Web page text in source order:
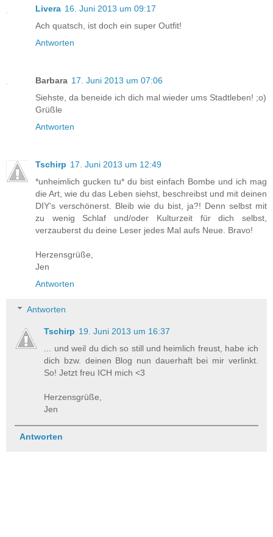
Livera 16. Juni 2013 um 09:17
Ach quatsch, ist doch ein super Outfit!
Antworten
Barbara 17. Juni 2013 um 07:06
Siehste, da beneide ich dich mal wieder ums Stadtleben! ;o)
Grüßle
Antworten
Tschirp 17. Juni 2013 um 12:49
*unheimlich gucken tu* du bist einfach Bombe und ich mag
die Art, wie du das Leben siehst, beschreibst und mit deinen
DIY's verschönerst. Bleib wie du bist, ja?! Denn selbst mit
zu wenig Schlaf und/oder Kulturzeit für dich selbst,
verzauberst du deine Leser jedes Mal aufs Neue. Bravo!
Herzensgrüße,
Jen
Antworten
Antworten
Tschirp 19. Juni 2013 um 16:37
... und weil du dich so still und heimlich freust, habe ich
dich bzw. deinen Blog nun dauerhaft bei mir verlinkt.
So! Jetzt freu ICH mich <3
Herzensgrüße,
Jen
Antworten